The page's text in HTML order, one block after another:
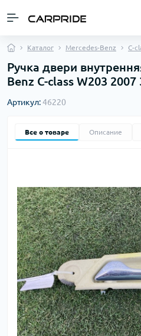
Каталог Mercedes-Benz C-
Ручка двери
Benz C-class W203
Артикул:46220
Все о товаре Описание